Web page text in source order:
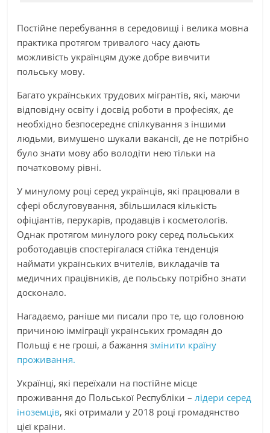
Постійне перебування в середовищі і велика мовна
практика протягом тривалого часу дають
можливість українцям дуже добре вивчити
польську мову.
Багато українських трудових мігрантів, які, маючи
відповідну освіту і досвід роботи в професіях, де
необхідно безпосереднє спілкування з іншими
людьми, вимушено шукали вакансії, де не потрібно
було знати мову або володіти нею тільки на
початковому рівні.
У минулому році серед українців, які працювали в
сфері обслуговування, збільшилася кількість
офіціантів, перукарів, продавців і косметологів.
Однак протягом минулого року серед польських
роботодавців спостерігалася стійка тенденція
наймати українських вчителів, викладачів та
медичних працівників, де польську потрібно знати
досконало.
Нагадаємо, раніше ми писали про те, що головною
причиною імміграції українських громадян до
Польщі є не гроші, а бажання змінити країну
проживання.
Українці, які переїхали на постійне місце
проживання до Польської Республіки – лідери серед
іноземців, які отримали у 2018 році громадянство
цієї країни.